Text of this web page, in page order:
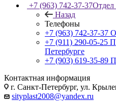
+7 (963) 742-37-37Отдел
Назад
Телефоны
+7 (963) 742-37-37
+7 (911) 290-05-25
Петербурге
+7 (903) 619-35-89
Контактная информация
г. Санкт-Петербург, ул.
sityplast2008@yandex.ru